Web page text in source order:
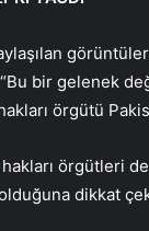
bir gelenek
örgütü
örgütleri
dikkat